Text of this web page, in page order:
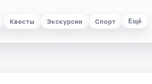
Квесты Экскурсии Спорт Ещё